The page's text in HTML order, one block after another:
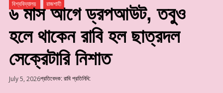
বিশ্ববিদ্যালয় রাজশাহী
৬ মাস আগে ড্রপআউট, তবুও
হলে থাকেন রাবি হল ছাত্রদল
সেক্রেটারি নিশাত
July 5, 2026প্রতিবেদক: রাবি প্রতিনিধি: